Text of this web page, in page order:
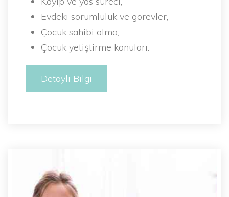
Evdeki sorumluluk ve görevler,
Çocuk sahibi olma,
Çocuk yetiştirme konuları.
Detaylı Bilgi